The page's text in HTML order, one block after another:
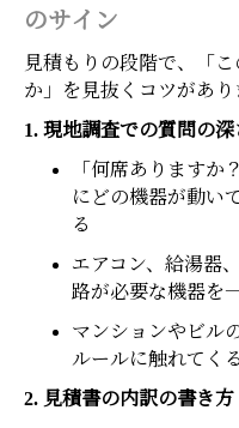
のサイン
見積もりの段階で、「
か」を見抜くコツがあり
1. 現地調査での質問の深
「何席ありますか
にどの機器が動い
る
エアコン、給湯器
路が必要な機器を
マンションやビル
ルールに触れてくる
2. 見積書の内訳の書き方